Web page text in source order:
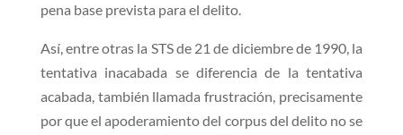
pena base prevista para el delito.
Así, entre otras la STS de 21 de diciembre de 1990, la
tentativa inacabada se diferencia de la tentativa
acabada, también llamada frustración, precisamente
por que el apoderamiento del corpus del delito no se